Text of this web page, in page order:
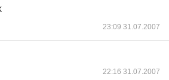
23:09 31.07.2007
22:16 31.07.2007